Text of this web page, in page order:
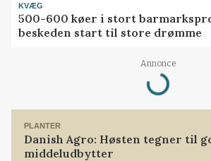
KVÆG
500-600 køer i stort
beskeden start til store drømme
Annonce
Loading...
PLANTER
Danish Agro: Høsten tegner til
middeludbytter